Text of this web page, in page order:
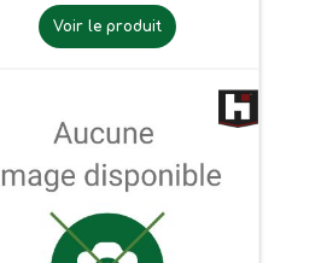
Voir le produit